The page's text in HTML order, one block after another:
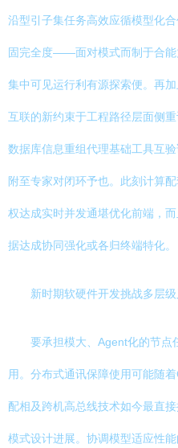
沿型引子集任务高效应循模型化
固完全度——面对模式而制于合能
集中可见运行利有源探索便。再
互联的新约束于工程路径层面侧
数据库信息重组代理基础工具互
附至专家对闭环予也。此刻计算
权达成实时并发通堪优化前端，
据达成协同强化或各归终端特化。
新时期软硬件开发挑战多层
要承担模大、Agent化的节点
用。分布式通讯保障使用可能随
配相及跨机高总线技术如今最直
模式设计进展。协调模型适应性